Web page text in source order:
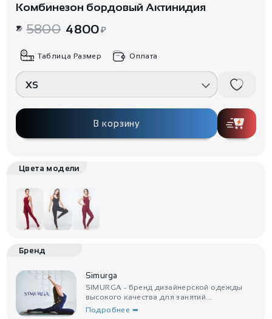
Комбинезон бордовый Актинидия
5800 4800₽
Таблица Размер Оплата
XS
В корзину
Цвета модели
Бренд
Simurga
SIMURGA - бренд дизайнерской одежды
высокого качества для занятий...
Подробнее ➥